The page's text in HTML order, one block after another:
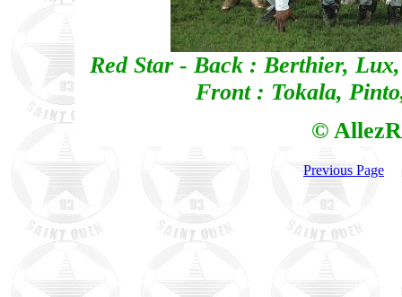
Red Star - Back : Berthier,
Front : Tokala,
©
Previous Page